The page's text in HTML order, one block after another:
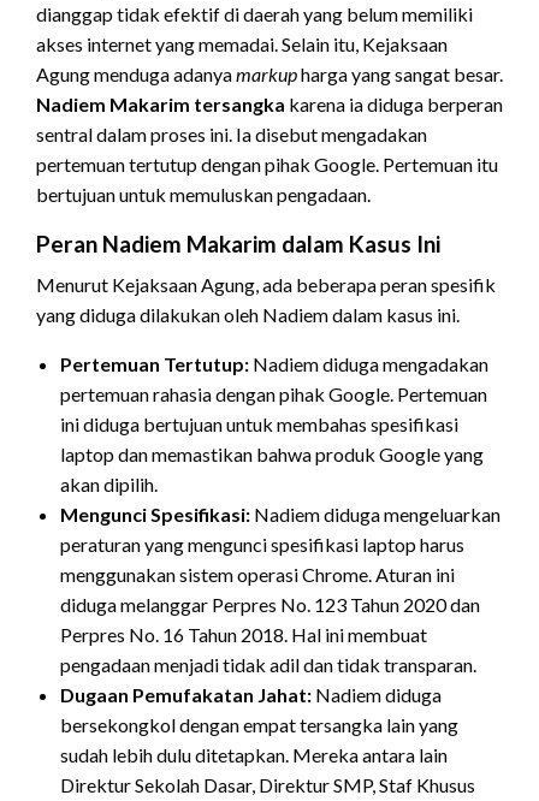
dianggap tidak efektif di daerah yang belum memiliki
akses internet yang memadai.Selain itu, Kejaksaan
Agung menduga adanyamarkupharga yang sangat besar.
Nadiem Makarim tersangka karena ia diduga berperan
sentral dalam proses ini. Ia disebut mengadakan
pertemuan tertutup dengan pihak Google. Pertemuan itu
bertujuan untuk memuluskan pengadaan.
Peran Nadiem Makarim dalam Kasus Ini
Menurut Kejaksaan Agung, ada beberapa peran spesifik
yang diduga dilakukan oleh Nadiem dalam kasus ini.
Pertemuan Tertutup: Nadiem diduga mengadakan
pertemuan rahasia dengan pihak Google. Pertemuan
ini diduga bertujuan untuk membahas spesifikasi
laptop dan memastikan bahwa produk Google yang
akan dipilih.
Mengunci Spesifikasi: Nadiem diduga mengeluarkan
peraturan yang mengunci spesifikasi laptop harus
menggunakan sistem operasi Chrome.Aturan ini
diduga melanggar Perpres No. 123 Tahun 2020 dan
Perpres No. 16 Tahun 2018. Hal ini membuat
pengadaan menjadi tidak adil dan tidak transparan.
Dugaan Pemufakatan Jahat: Nadiem diduga
bersekongkol dengan empat tersangka lain yang
sudah lebih dulu ditetapkan. Mereka antara lain
Direktur Sekolah Dasar, Direktur SMP, Staf Khusus